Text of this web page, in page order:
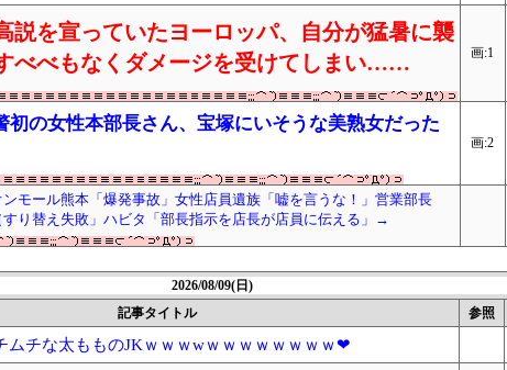
説を宣っていたヨーロッパ、自分が猛暑に襲
べべもなくダメージを受けてしまい……
画:1
初の女性本部長さん、宝塚にいそうな美熟女だった
画:2
モール熊本「爆発事故」女性店員遺族「嘘を言うな！」営業部長
すり替え失敗」ハビタ「部長指示を店長が店員に伝える」→
2026/08/09(日)
記事タイトル 参照
ムチな太もものJKｗｗｗwｗｗｗｗｗｗｗｗ❤